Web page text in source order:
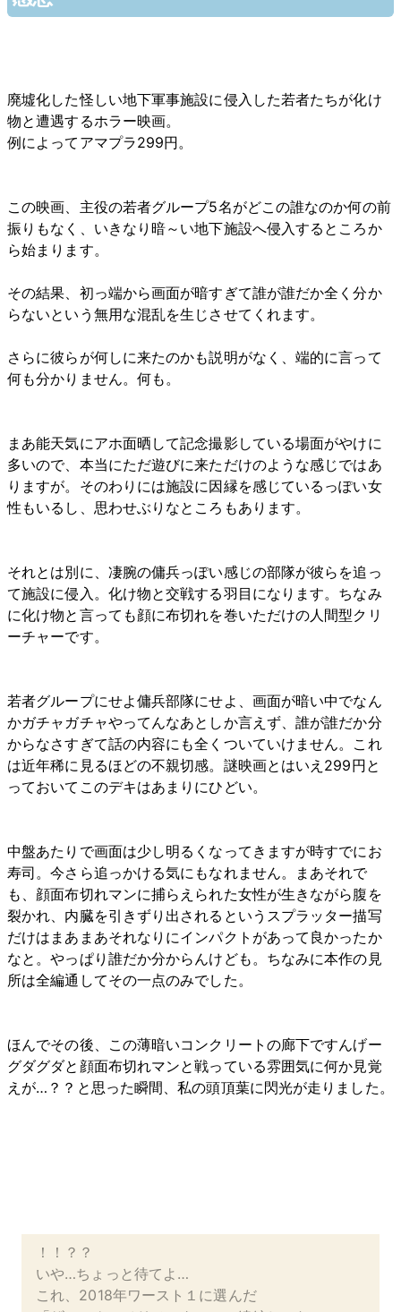
廃墟化した怪しい地下軍事施設に侵入した若者たちが化け
物と遭遇するホラー映画。
例によってアマプラ299円。
この映画、主役の若者グループ5名がどこの誰なのか何の前
振りもなく、いきなり暗～い地下施設へ侵入するところか
ら始まります。
その結果、初っ端から画面が暗すぎて誰が誰だか全く分か
らないという無用な混乱を生じさせてくれます。
さらに彼らが何しに来たのかも説明がなく、端的に言って
何も分かりません。何も。
まあ能天気にアホ面晒して記念撮影している場面がやけに
多いので、本当にただ遊びに来ただけのような感じではあ
りますが。そのわりには施設に因縁を感じているっぽい女
性もいるし、思わせぶりなところもあります。
それとは別に、凄腕の傭兵っぽい感じの部隊が彼らを追っ
て施設に侵入。化け物と交戦する羽目になります。ちなみ
に化け物と言っても顔に布切れを巻いただけの人間型クリ
ーチャーです。
若者グループにせよ傭兵部隊にせよ、画面が暗い中でなん
かガチャガチャやってんなあとしか言えず、誰が誰だか分
からなさすぎて話の内容にも全くついていけません。これ
は近年稀に見るほどの不親切感。謎映画とはいえ299円と
っておいてこのデキはあまりにひどい。
中盤あたりで画面は少し明るくなってきますが時すでにお
寿司。今さら追っかける気にもなれません。まあそれで
も、顔面布切れマンに捕らえられた女性が生きながら腹を
裂かれ、内臓を引きずり出されるというスプラッター描写
だけはまあまあそれなりにインパクトがあって良かったか
なと。やっぱり誰だか分からんけども。ちなみに本作の見
所は全編通してその一点のみでした。
ほんでその後、この薄暗いコンクリートの廊下ですんげー
グダグダと顔面布切れマンと戦っている雰囲気に何か見覚
えが…？？と思った瞬間、私の頭頂葉に閃光が走りました。
！！？？
いや…ちょっと待てよ…
これ、2018年ワースト１に選んだ